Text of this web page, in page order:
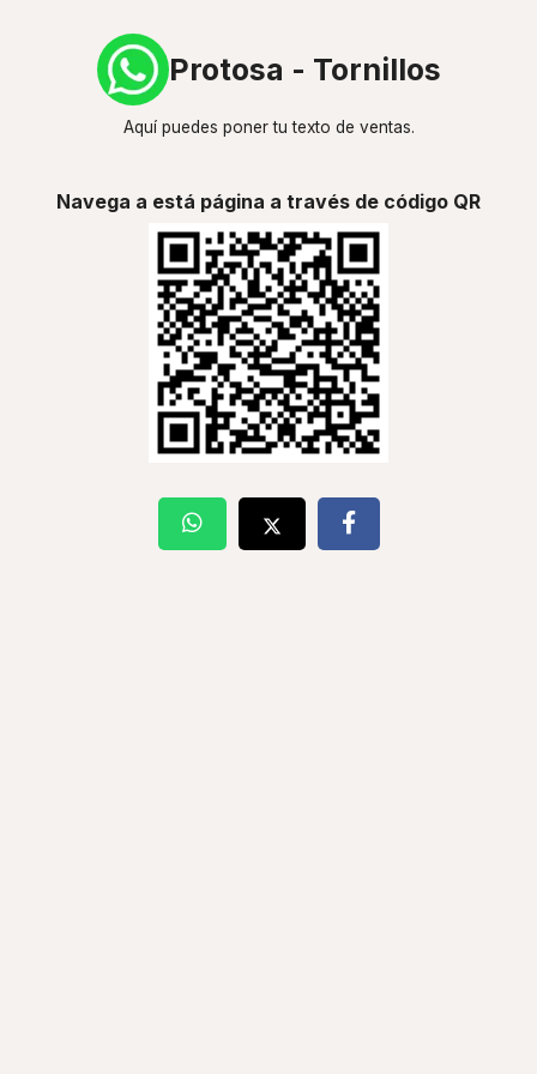
Protosa - Tornillos
Aquí puedes poner tu texto de ventas.
Navega a está página a través de código QR